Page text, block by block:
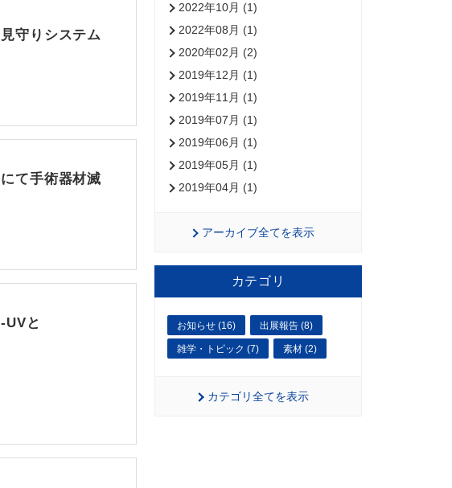
守りシステム
て手術器材滅
UVと
2022年10月 (1)
2022年08月 (1)
2020年02月 (2)
2019年12月 (1)
2019年11月 (1)
2019年07月 (1)
2019年06月 (1)
2019年05月 (1)
2019年04月 (1)
アーカイブ全てを表示
カテゴリ
お知らせ (16) 出展報告 (8)
雑学・トピック (7) 素材 (2)
カテゴリ全てを表示